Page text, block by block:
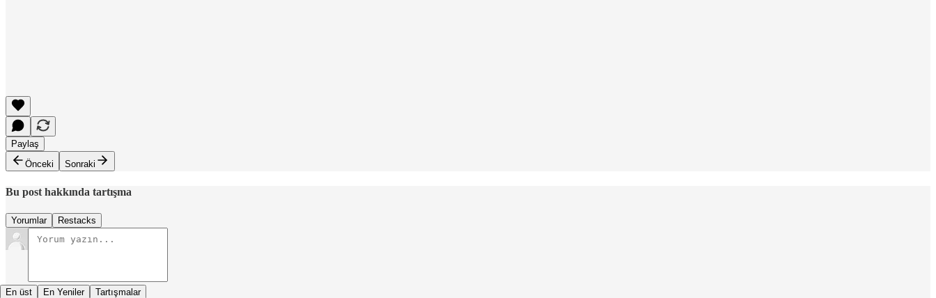
Paylaş
Önceki
Sonraki
Bu post hakkında tartışma
Yorumlar Restacks
En üst En Yeniler Tartışmalar